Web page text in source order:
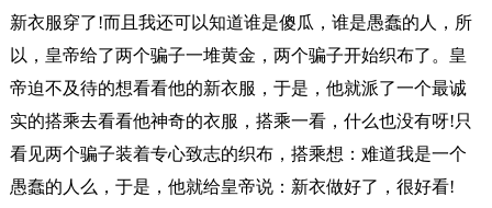
新衣服穿了!而且我还可以知道谁是傻瓜，谁是愚蠢的人，所
以，皇帝给了两个骗子一堆黄金，两个骗子开始织布了。皇
帝迫不及待的想看看他的新衣服，于是，他就派了一个最诚
实的搭乘去看看他神奇的衣服，搭乘一看，什么也没有呀!只
看见两个骗子装着专心致志的织布，搭乘想：难道我是一个
愚蠢的人么，于是，他就给皇帝说：新衣做好了，很好看!